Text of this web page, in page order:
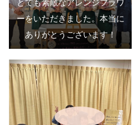
とても素敵なアレンジフラワ
ーをいただきました。本当に
ありがとうございます！